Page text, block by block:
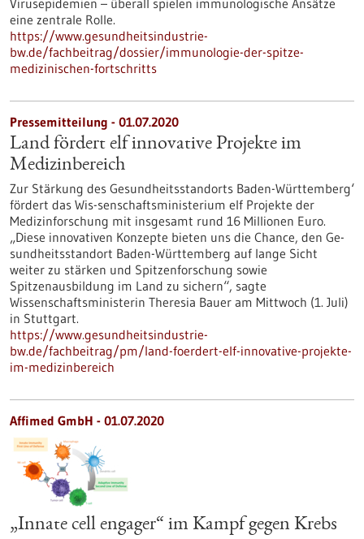
Virusepidemien – überall spielen immunologische Ansätze
eine zentrale Rolle.
https://www.gesundheitsindustrie-
bw.de/fachbeitrag/dossier/immunologie-der-spitze-
medizinischen-fortschritts
Pressemitteilung - 01.07.2020
Land fördert elf innovative Projekte im
Medizinbereich
Zur Stärkung des Gesundheitsstandorts Baden-Württemberg‘
fördert das Wis-senschaftsministerium elf Projekte der
Medizinforschung mit insgesamt rund 16 Millionen Euro.
„Diese innovativen Konzepte bieten uns die Chance, den Ge-
sundheitsstandort Baden-Württemberg auf lange Sicht
weiter zu stärken und Spitzenforschung sowie
Spitzenausbildung im Land zu sichern“, sagte
Wissenschaftsministerin Theresia Bauer am Mittwoch (1. Juli)
in Stuttgart.
https://www.gesundheitsindustrie-
bw.de/fachbeitrag/pm/land-foerdert-elf-innovative-projekte-
im-medizinbereich
Affimed GmbH - 01.07.2020
„Innate cell engager“ im Kampf gegen Krebs